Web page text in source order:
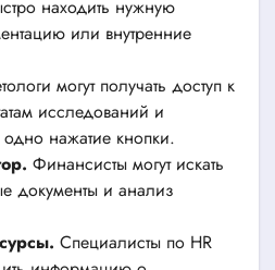
находить нужную
или внутренние
могут получать доступ к
исследований и
нажатие кнопки.
Финансисты могут искать
документы и анализ
Специалисты по HR